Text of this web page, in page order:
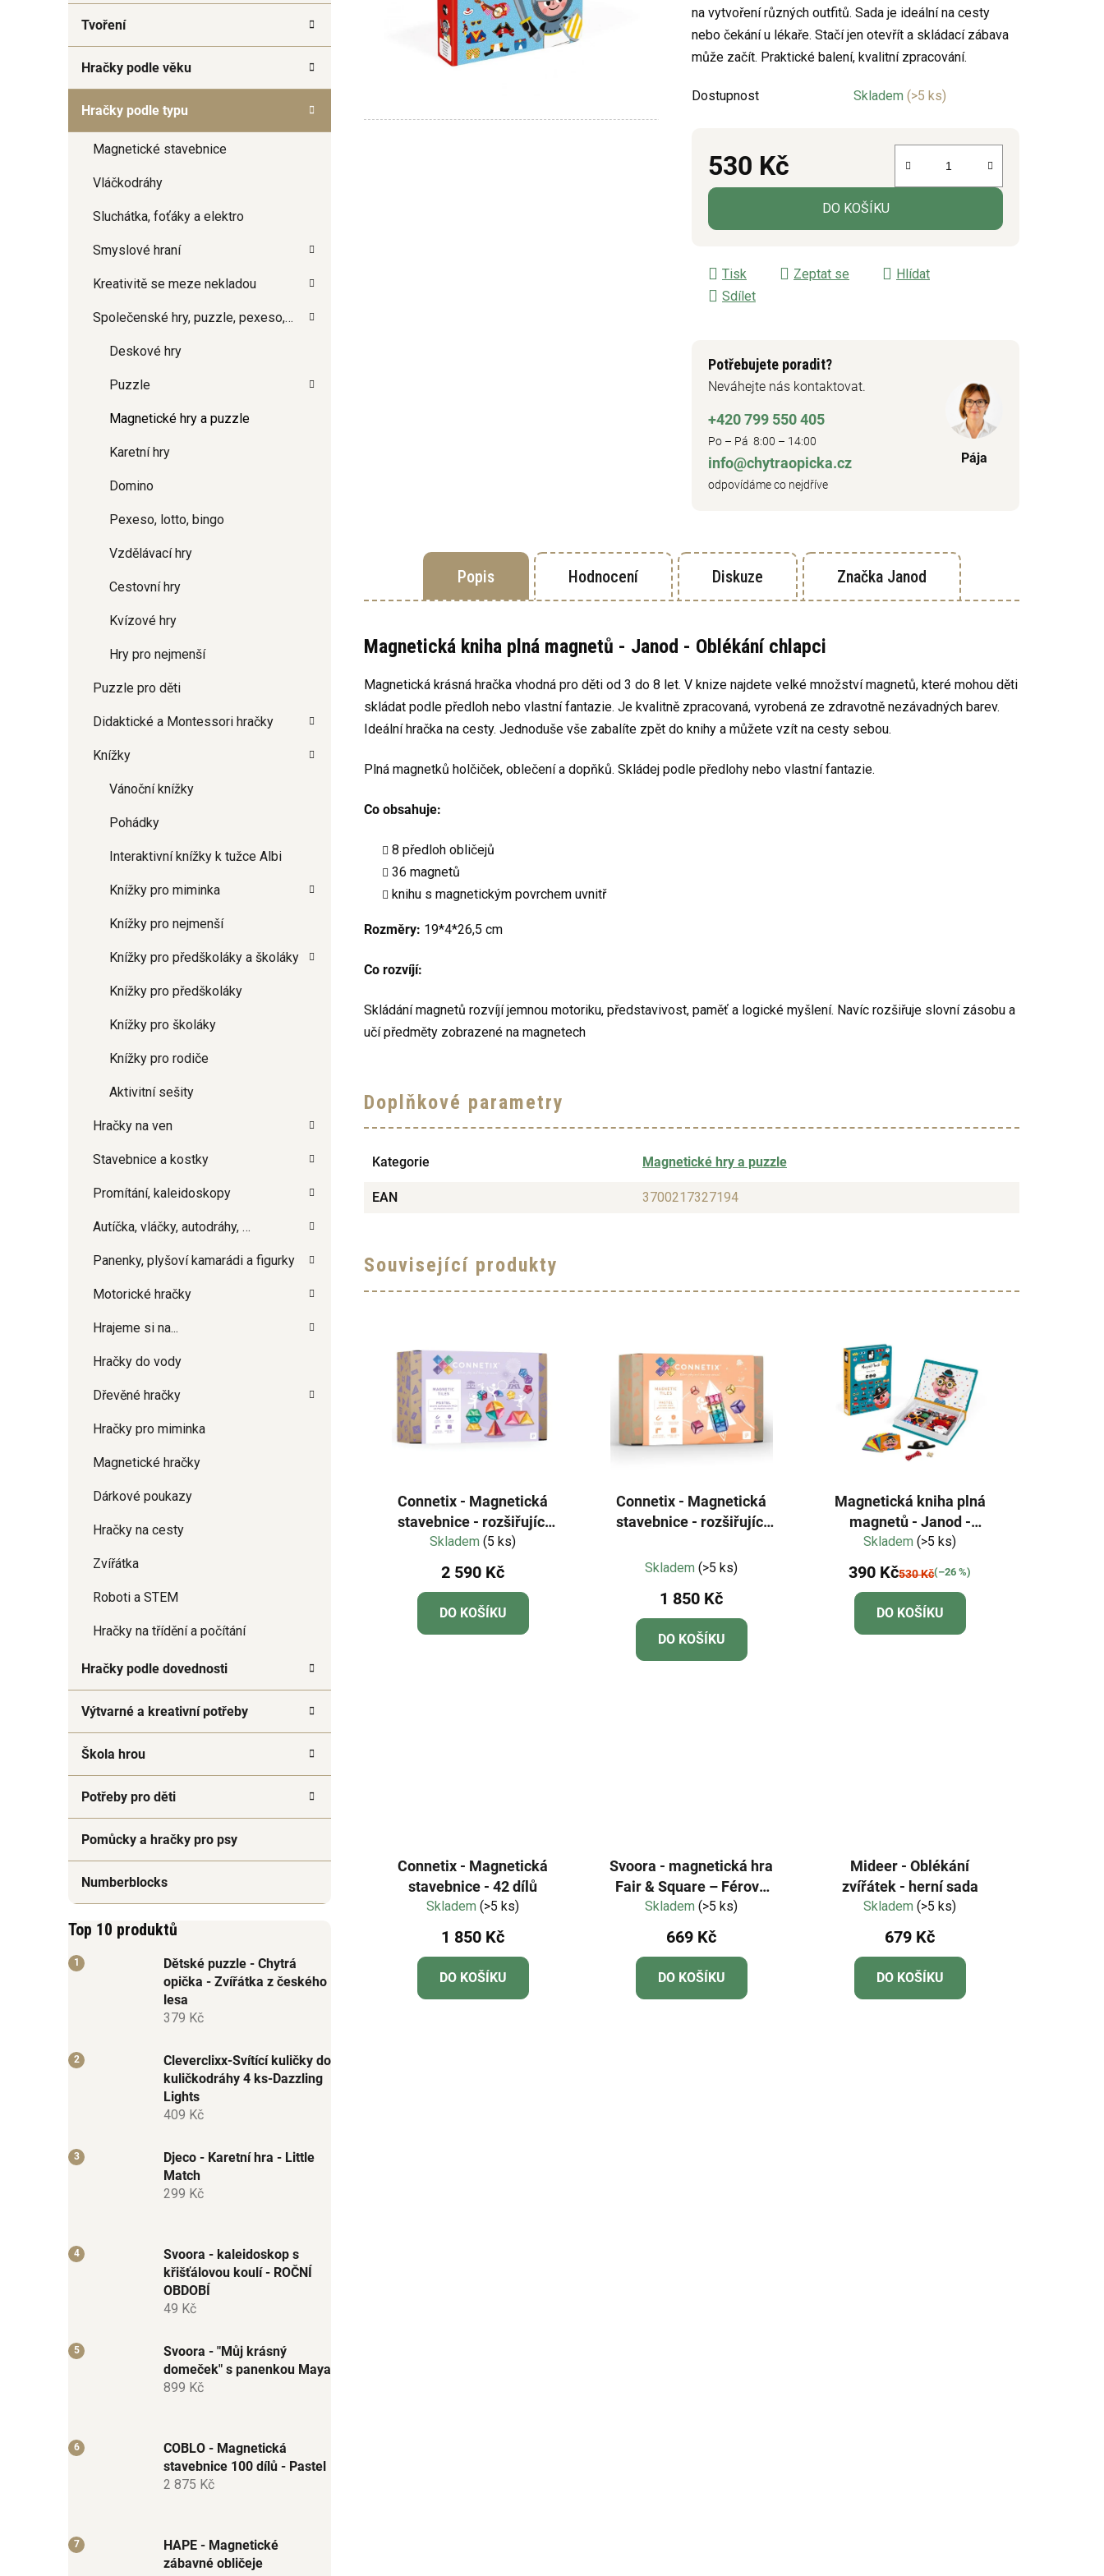
Tvoření
Hračky podle věku
Hračky podle typu
Magnetické stavebnice
Vláčkodráhy
Sluchátka, foťáky a elektro
Smyslové hraní
Kreativitě se meze nekladou
Společenské hry, puzzle, pexeso,…
Deskové hry
Puzzle
Magnetické hry a puzzle
Karetní hry
Domino
Pexeso, lotto, bingo
Vzdělávací hry
Cestovní hry
Kvízové hry
Hry pro nejmenší
Puzzle pro děti
Didaktické a Montessori hračky
Knížky
Vánoční knížky
Pohádky
Interaktivní knížky k tužce Albi
Knížky pro miminka
Knížky pro nejmenší
Knížky pro předškoláky a školáky
Knížky pro předškoláky
Knížky pro školáky
Knížky pro rodiče
Aktivitní sešity
Hračky na ven
Stavebnice a kostky
Promítání, kaleidoskopy
Autíčka, vláčky, autodráhy, …
Panenky, plyšoví kamarádi a figurky
Motorické hračky
Hrajeme si na...
Hračky do vody
Dřevěné hračky
Hračky pro miminka
Magnetické hračky
Dárkové poukazy
Hračky na cesty
Zvířátka
Roboti a STEM
Hračky na třídění a počítání
Hračky podle dovednosti
Výtvarné a kreativní potřeby
Škola hrou
Potřeby pro děti
Pomůcky a hračky pro psy
Numberblocks
Top 10 produktů
Dětské puzzle - Chytrá
opička - Zvířátka z českého
lesa
379 Kč
Cleverclixx-Svítící kuličky do
kuličkodráhy 4 ks-Dazzling
Lights
409 Kč
Djeco - Karetní hra - Little
Match
299 Kč
Svoora - kaleidoskop s
křišťálovou koulí - ROČNÍ
OBDOBÍ
49 Kč
Svoora - "Můj krásný
domeček" s panenkou Maya
899 Kč
COBLO - Magnetická
stavebnice 100 dílů - Pastel
2 875 Kč
HAPE - Magnetické
zábavné obličeje
0,0
z
5
na vytvoření různých outfitů. Sada je ideální na cesty
nebo čekání u lékaře. Stačí jen otevřít a skládací zábava
může začít. Praktické balení, kvalitní zpracování.
Dostupnost Skladem (>5 ks)
530 Kč
Měrná cena:
DO KOŠÍKU
Tisk Zeptat se
Hlídat
Sdílet
Potřebujete poradit?
Neváhejte nás kontaktovat.
+420 799 550 405
Po – Pá 8:00 – 14:00
info@chytraopicka.cz
odpovídáme co nejdříve
Pája
Popis Hodnocení Diskuze ZnačkaJanod
Magnetická kniha plná magnetů - Janod - Oblékání chlapci
Magnetická krásná hračka vhodná pro děti od 3 do 8 let. V knize najdete velké množství magnetů, které mohou děti
skládat podle předloh nebo vlastní fantazie. Je kvalitně zpracovaná, vyrobená ze zdravotně nezávadných barev.
Ideální hračka na cesty. Jednoduše vše zabalíte zpět do knihy a můžete vzít na cesty sebou.
Plná magnetků holčiček, oblečení a dopňků. Skládej podle předlohy nebo vlastní fantazie.
Co obsahuje:
8 předloh obličejů
36 magnetů
knihu s magnetickým povrchem uvnitř
Rozměry: 19*4*26,5 cm
Co rozvíjí:
Skládání magnetů rozvíjí jemnou motoriku, představivost, paměť a logické myšlení. Navíc rozšiřuje slovní zásobu a
učí předměty zobrazené na magnetech
Doplňkové parametry
Kategorie Magnetické hry a puzzle
EAN 3700217327194
Související produkty
Connetix - Magnetická
stavebnice - rozšiřující
sada 48 dílů - pastelové
barvy
Skladem(5 ks)
2 590 Kč
DO KOŠÍKU
Connetix - Magnetická
stavebnice - rozšiřující
čtverce
hodnocení
produktu
je
4,0
z
Skladem(>5 ks)
1 850 Kč
DO KOŠÍKU
Magnetická kniha plná
magnetů - Janod -
Veselé obličeje chlapci
Skladem(>5 ks)
390 Kč530 Kč(–26 %)
DO KOŠÍKU
Connetix - Magnetická
stavebnice - 42 dílů
Skladem(>5 ks)
1 850 Kč
DO KOŠÍKU
Svoora - magnetická hra
Fair & Square – Férová
čtvercová výzva
Skladem(>5 ks)
669 Kč
DO KOŠÍKU
Mideer - Oblékání
zvířátek - herní sada
Skladem(>5 ks)
679 Kč
DO KOŠÍKU